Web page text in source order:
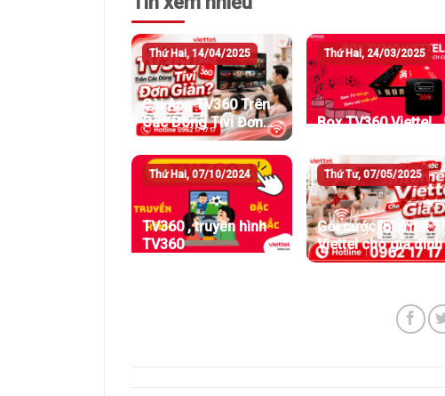
Thứ Hai, 14/04/2025
Cài App TV360 Trên
Các Dòng Tivi Đơn
Giản
Thứ Hai, 24/03/2025
Box TV360 Viettel
Thứ Hai, 07/10/2024
TV360 , truyền hình
TV360
Thứ Tư, 07/05/2025
Gói cước internet
Viettel cho gia đình